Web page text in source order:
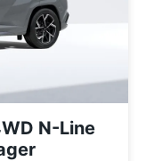
N-Line